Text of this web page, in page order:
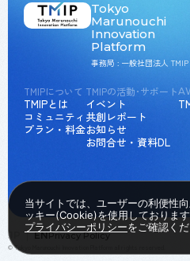
Tokyo
Marunouchi
Innovation
Platform
事務局 : 一般社団法人 TMIP
TMIPについて
TMIPとは
コミュニティ
プラン・料金
TMIPの活動･サポート
イベント
共創レポート
お知らせ
お問合せ・資料DL
JP ENPrivacy Policy
© Tokyo Marunouchi Innovation Platform all rights reserved.
当サイトでは、ユーザーの利便性
ッキー(Cookie)を使用しております
プライバシーポリシーをご確認くだ